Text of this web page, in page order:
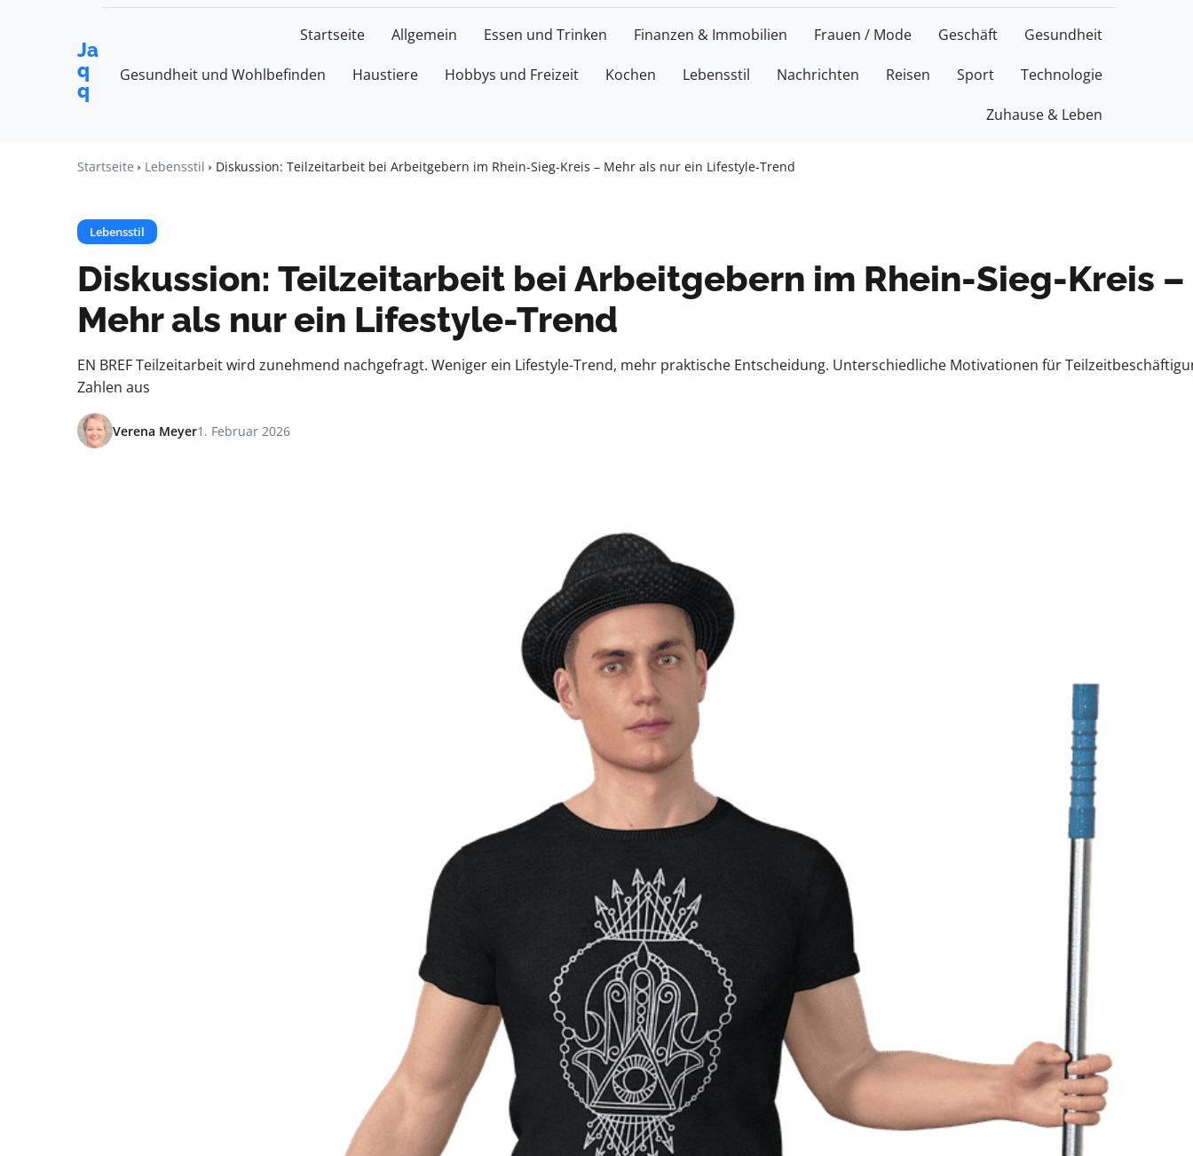
Ja
q
q
Startseite Allgemein Essen und Trinken Finanzen & Immobilien Frauen / Mode Geschäft Gesundheit
Gesundheit und Wohlbefinden Haustiere Hobbys und Freizeit Kochen Lebensstil Nachrichten Reisen Sport Technologie
Zuhause & Leben
Startseite Lebensstil Diskussion: Teilzeitarbeit bei Arbeitgebern im Rhein-Sieg-Kreis – Mehr als nur ein Lifestyle-Trend
Lebensstil
Diskussion: Teilzeitarbeit bei Arbeitgebern im Rhein-Sieg-Kreis –
Mehr als nur ein Lifestyle-Trend
EN BREF Teilzeitarbeit wird zunehmend nachgefragt. Weniger ein Lifestyle-Trend, mehr praktische Entscheidung. Unterschiedliche Motivationen für
Zahlen aus
Verena Meyer1. Februar 2026